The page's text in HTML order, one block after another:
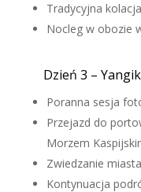
Tradycyjna
Nocleg w obozie
Dzień 3 –
Poranna sesja
Przejazd do
Morzem
Zwiedzanie
Kontynuacja